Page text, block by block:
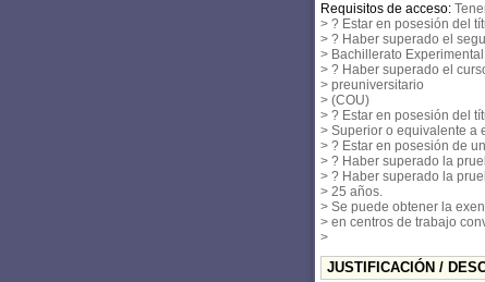
Requisitos de acceso:
> ? Estar en posesión del
> ? Haber superado el
> Bachillerato
> ? Haber superado el
> preuniversitario
> (COU)
> ? Estar en posesión del
> Superior o equivalente a
> ? Estar en posesión de
> ? Haber superado la
> ? Haber superado la
> 25 años.
> Se puede obtener la
> en centros de trabajo
>
JUSTIFICACIÓN /